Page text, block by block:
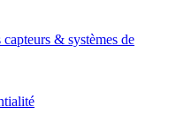
& systèmes de